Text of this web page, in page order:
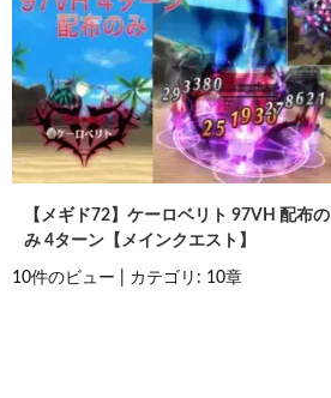
【メギド72】ケーロベリト 97VH 配布の
み 4ターン【メインクエスト】
10件のビュー カテゴリ: 10章